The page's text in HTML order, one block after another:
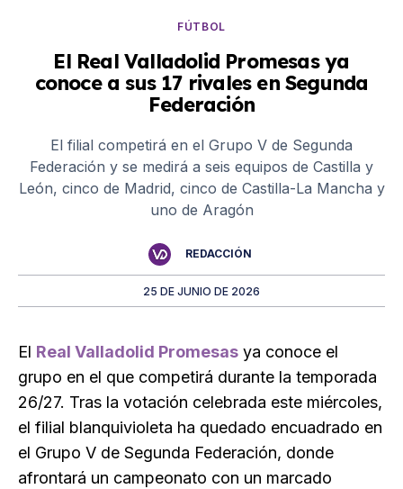
FÚTBOL
El Real Valladolid Promesas ya
conoce a sus 17 rivales en Segunda
Federación
El filial competirá en el Grupo V de Segunda
Federación y se medirá a seis equipos de Castilla y
León, cinco de Madrid, cinco de Castilla-La Mancha y
uno de Aragón
REDACCIÓN
25 DE JUNIO DE 2026
El Real Valladolid Promesas ya conoce el
grupo en el que competirá durante la temporada
26/27. Tras la votación celebrada este miércoles,
el filial blanquivioleta ha quedado encuadrado en
el Grupo V de Segunda Federación, donde
afrontará un campeonato con un marcado